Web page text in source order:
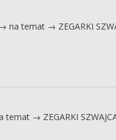
na temat → ZEGARKI
temat → ZEGARKI